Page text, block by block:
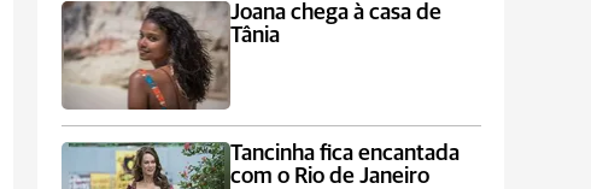
Joana chega à casa de
Tânia
Tancinha fica encantada
com o Rio de Janeiro